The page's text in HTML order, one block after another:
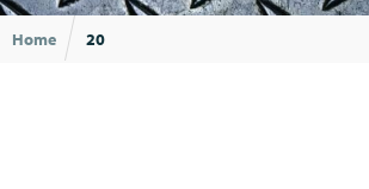
Home 20